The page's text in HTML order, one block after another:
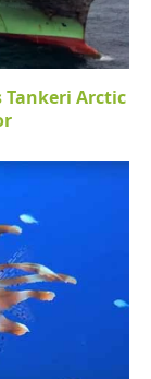
Tankeri Arctic